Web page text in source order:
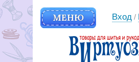
МЕНЮ Вход /